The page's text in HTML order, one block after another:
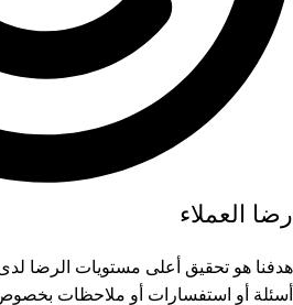
رضا العملاء
هدفنا هو تحقيق أعلى مستويات الرضا لدى
أسئلة أو استفسارات أو ملاحظات